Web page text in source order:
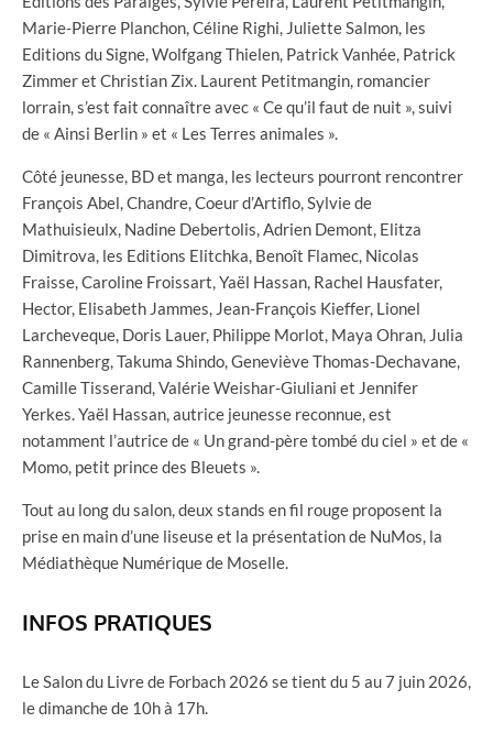
Marie-Pierre Planchon, Céline Righi, Juliette Salmon, les
Editions du Signe, Wolfgang Thielen, Patrick Vanhée, Patrick
Zimmer et Christian Zix. Laurent Petitmangin, romancier
lorrain, s’est fait connaître avec « Ce qu’il faut de nuit », suivi
de « Ainsi Berlin » et « Les Terres animales ».
Côté jeunesse, BD et manga, les lecteurs pourront rencontrer
François Abel, Chandre, Coeur d’Artiflo, Sylvie de
Mathuisieulx, Nadine Debertolis, Adrien Demont, Elitza
Dimitrova, les Editions Elitchka, Benoît Flamec, Nicolas
Fraisse, Caroline Froissart, Yaël Hassan, Rachel Hausfater,
Hector, Elisabeth Jammes, Jean-François Kieffer, Lionel
Larcheveque, Doris Lauer, Philippe Morlot, Maya Ohran, Julia
Rannenberg, Takuma Shindo, Geneviève Thomas-Dechavane,
Camille Tisserand, Valérie Weishar-Giuliani et Jennifer
Yerkes. Yaël Hassan, autrice jeunesse reconnue, est
notamment l’autrice de « Un grand-père tombé du ciel » et de «
Momo, petit prince des Bleuets ».
Tout au long du salon, deux stands en fil rouge proposent la
prise en main d’une liseuse et la présentation de NuMos, la
Médiathèque Numérique de Moselle.
INFOS PRATIQUES
Le Salon du Livre de Forbach 2026 se tient du 5 au 7 juin 2026,
le dimanche de 10h à 17h.